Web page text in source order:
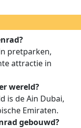
pretparken,
attractie in
wereld?
is de Ain Dubai,
Emiraten.
gebouwd?